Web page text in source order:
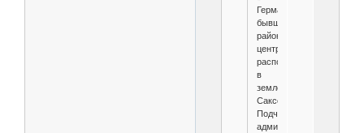
Германии,
бывший
районный
центр,
расположен
в
земле
Саксония.
Подчинён
административному